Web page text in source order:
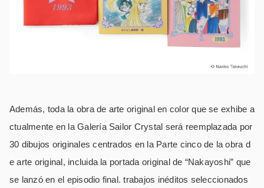
Además, toda la obra de arte original en color que se exhibe a
ctualmente en la Galería Sailor Crystal será reemplazada por
30 dibujos originales centrados en la Parte cinco de la obra d
e arte original, incluida la portada original de “Nakayoshi” que
se lanzó en el episodio final. trabajos inéditos seleccionados